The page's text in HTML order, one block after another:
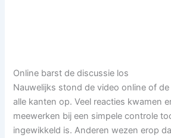
Online barst de discussie los
Nauwelijks stond de video online of
alle kanten op. Veel reacties kwamen
meewerken bij een simpele controle
ingewikkeld is. Anderen wezen erop